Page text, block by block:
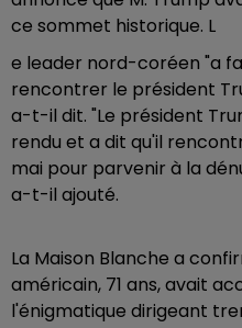
ce sommet historique. L
e leader nord-coréen "a
rencontrer le président
a-t-il dit. "Le président
rendu et a dit qu'il
mai pour parvenir à la
a-t-il ajouté.
La Maison Blanche a
américain, 71 ans, avait
l'énigmatique dirigeant